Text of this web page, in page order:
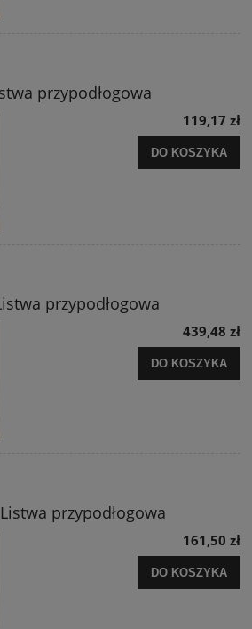
przypodłogowa
119,17 zł
DO KOSZYKA
przypodłogowa
439,48 zł
DO KOSZYKA
przypodłogowa
161,50 zł
DO KOSZYKA